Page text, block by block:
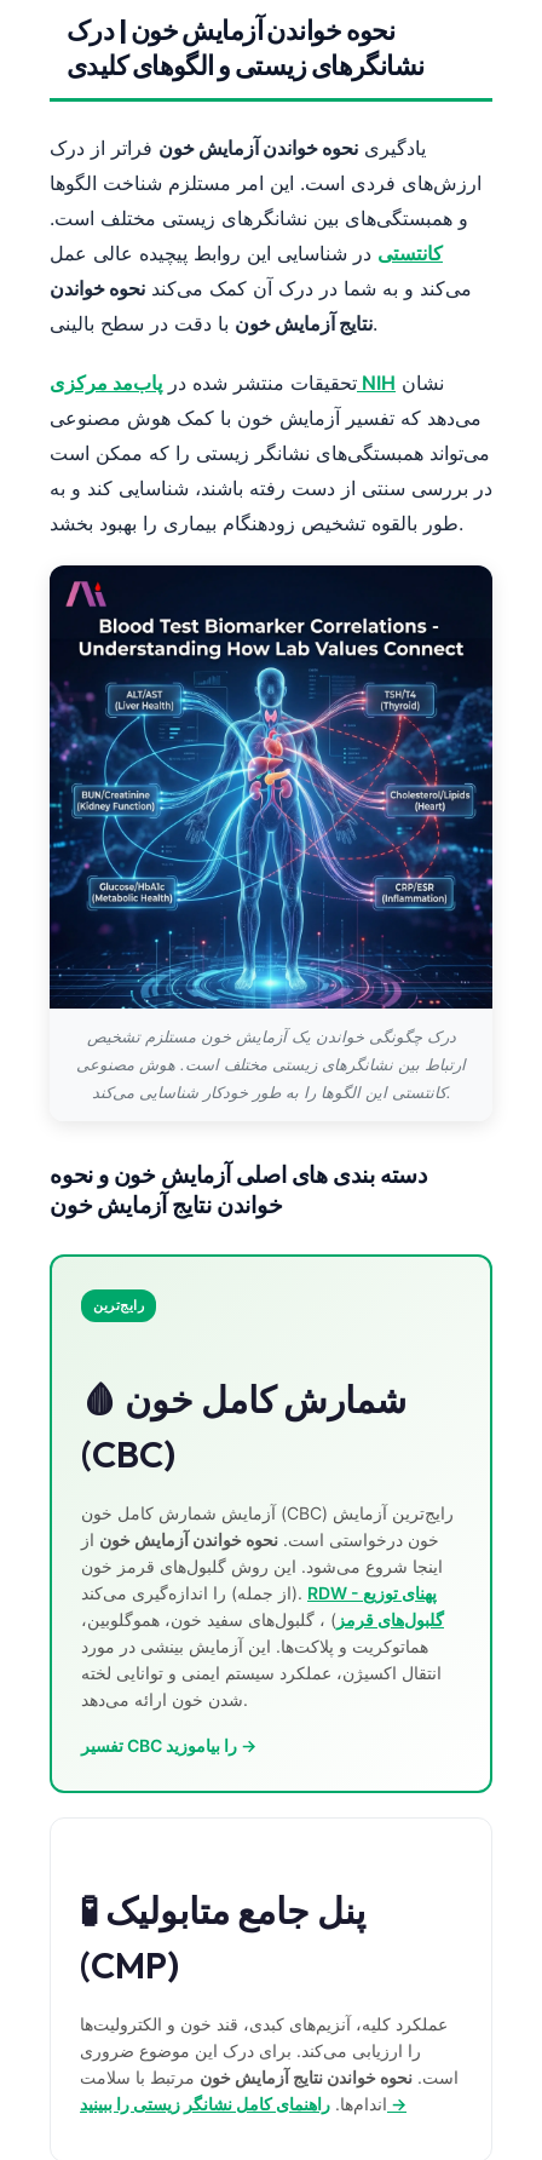
نحوه خواندن آزمایش خون | درک
نشانگرهای زیستی و الگوهای کلیدی
یادگیری نحوه خواندن آزمایش خون فراتر از درک
ارزش‌های فردی است. این امر مستلزم شناخت الگوها
و همبستگی‌های بین نشانگرهای زیستی مختلف است.
کانتستی در شناسایی این روابط پیچیده عالی عمل
می‌کند و به شما در درک آن کمک می‌کند نحوه خواندن
نتایج آزمایش خونبا دقت در سطح بالینی.
تحقیقات منتشر شده در پاب‌مد مرکزی NIH
می‌دهد که تفسیر آزمایش خون با کمک هوش مصنوعی
می‌تواند همبستگی‌های نشانگر زیستی را که ممکن است
در بررسی سنتی از دست رفته باشند، شناسایی کند و به
طور بالقوه تشخیص زودهنگام بیماری را بهبود بخشد.
درک چگونگی خواندن یک آزمایش خون مستلزم تشخیص
ارتباط بین نشانگرهای زیستی مختلف است. هوش مصنوعی
کانتستی این الگوها را به طور خودکار شناسایی می‌کند.
دسته بندی های اصلی آزمایش خون و نحوه
خواندن نتایج آزمایش خون
رایج‌ترین
🩸 شمارش کامل خون
(CBC)
آزمایش شمارش کامل خون (CBC) رایج‌ترین آزمایش
خون درخواستی است. نحوه خواندن آزمایش خون از
اینجا شروع می‌شود. این روش گلبول‌های قرمز خون
(از جمله) را اندازه‌گیری می‌کند. RDW - پهنای توزیع
گلبول‌های قرمز ) ، گلبول‌های سفید خون، هموگلوبین،
هماتوکریت و پلاکت‌ها. این آزمایش بینشی در مورد
انتقال اکسیژن، عملکرد سیستم ایمنی و توانایی لخته
شدن خون ارائه می‌دهد.
تفسیر CBC را بیاموزید →
🧪 پنل جامع متابولیک
(CMP)
عملکرد کلیه، آنزیم‌های کبدی، قند خون و الکترولیت‌ها
را ارزیابی می‌کند. برای درک این موضوع ضروری
است. نحوه خواندن نتایج آزمایش خون مرتبط با سلامت
اندام‌ها. راهنمای کامل نشانگر زیستی را ببینید → Suomi
Hrvatski
Slovenčina
پښتو
سنڌي
Galego
Latviešu valoda
Македонски јазик
Euskara
Gàidhlig
Occitan
العربية المغربية
Afrikaans
Монгол
ພາສາລາວ
Basa Jawa
ئۇيغۇرچە
Беларуская мова
Ślōnskŏ gŏdka
Norsk bokmål